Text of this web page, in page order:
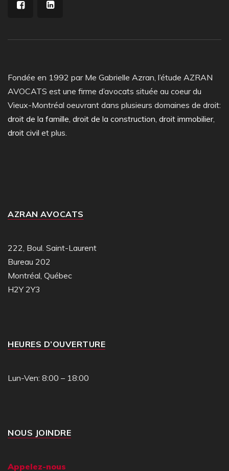
Fondée en 1992 par Me Gabrielle Azran, l’étude AZRAN
AVOCATS est une firme d’avocats située au coeur du
Vieux-Montréal oeuvrant dans plusieurs domaines de droit:
droit de la famille droit de la construction droit immobilier,
droit civil et plus.
AZRAN AVOCATS
222, Boul. Saint-Laurent
Bureau 202
Montréal, Québec
H2Y 2Y3
HEURES D’OUVERTURE
Lun-Ven: 8:00 – 18:00
NOUS JOINDRE
Appelez-nous